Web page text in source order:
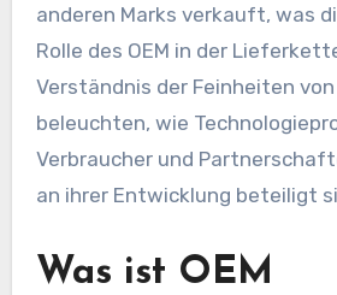
anderen Marks verkauft, was
Rolle des OEM in der
Verständnis der Feinheiten
beleuchten, wie
Verbraucher und
an ihrer Entwicklung beteiligt
Was ist OEM